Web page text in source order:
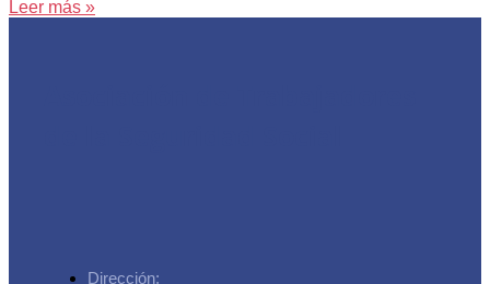
Leer más »
Dirección: